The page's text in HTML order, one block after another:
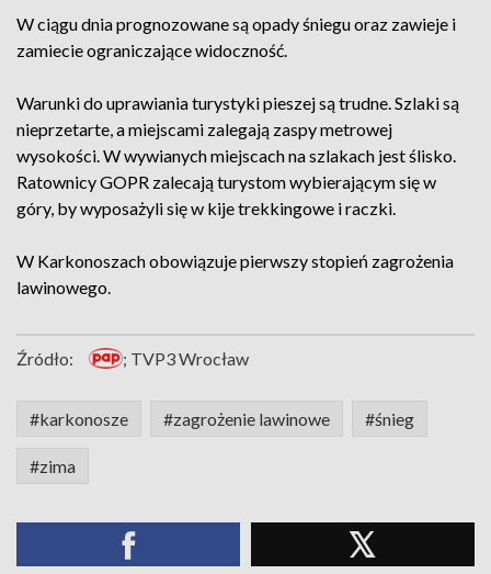
W ciągu dnia prognozowane są opady śniegu oraz zawieje i
zamiecie ograniczające widoczność.
Warunki do uprawiania turystyki pieszej są trudne. Szlaki są
nieprzetarte, a miejscami zalegają zaspy metrowej
wysokości. W wywianych miejscach na szlakach jest ślisko.
Ratownicy GOPR zalecają turystom wybierającym się w
góry, by wyposażyli się w kije trekkingowe i raczki.
W Karkonoszach obowiązuje pierwszy stopień zagrożenia
lawinowego.
Źródło: ; TVP3 Wrocław
#karkonosze #zagrożenie lawinowe #śnieg
#zima